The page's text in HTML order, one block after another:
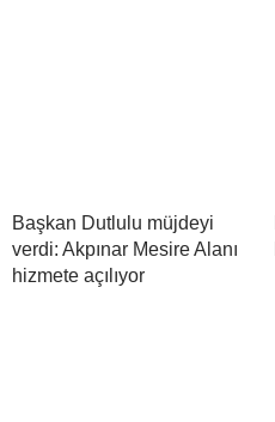
Başkan Dutlulu müjdeyi
verdi: Akpınar Mesire Alanı
hizmete açılıyor